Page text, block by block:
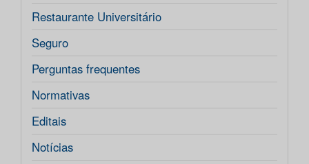
Restaurante Universitário
Seguro
Perguntas frequentes
Normativas
Editais
Notícias